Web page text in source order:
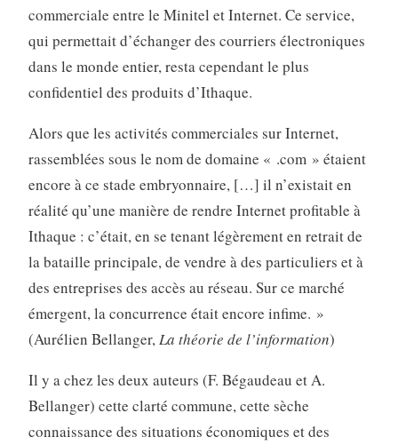
commerciale entre le Minitel et Internet. Ce service,
qui permettait d’échanger des courriers électroniques
dans le monde entier, resta cependant le plus
confidentiel des produits d’Ithaque.
Alors que les activités commerciales sur Internet,
rassemblées sous le nom de domaine « .com » étaient
encore à ce stade embryonnaire, […] il n’existait en
réalité qu’une manière de rendre Internet profitable à
Ithaque : c’était, en se tenant légèrement en retrait de
la bataille principale, de vendre à des particuliers et à
des entreprises des accès au réseau. Sur ce marché
émergent, la concurrence était encore infime. »
(Aurélien Bellanger,La théorie de l’information)
Il y a chez les deux auteurs (F. Bégaudeau et A.
Bellanger) cette clarté commune, cette sèche
connaissance des situations économiques et des